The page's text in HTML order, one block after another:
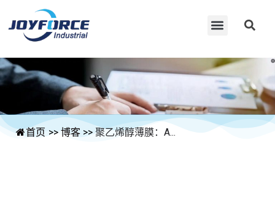
首页 >> 博客 >> 聚乙烯醇薄膜：A...